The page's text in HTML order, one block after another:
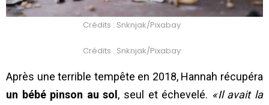
Crédits : Snknjak/Pixabay
Crédits : Snknjak/Pixabay
Après une terrible tempête en 2018, Hannah récupéra
un bébé pinson au sol, seul et échevelé. « Il avait la